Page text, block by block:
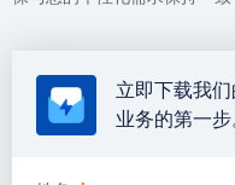
立即下载我
业务的第一步